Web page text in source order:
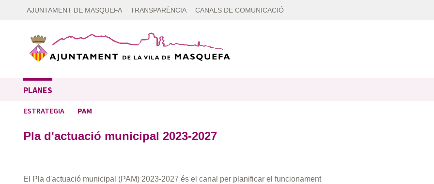
AJUNTAMENT DE MASQUEFA TRANSPARÈNCIA CANALS DE COMUNICACIÓ
PLANES
ESTRATEGIA PAM
Pla d'actuació municipal 2023-2027
El Pla d'actuació municipal (PAM) 2023-2027 és el canal per planificar el funcionament